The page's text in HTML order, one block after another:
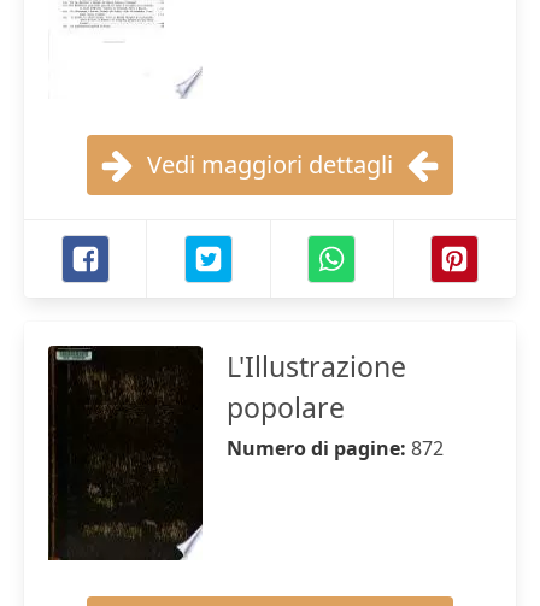
Vedi maggiori dettagli
L'Illustrazione
popolare
Numero di pagine: 872